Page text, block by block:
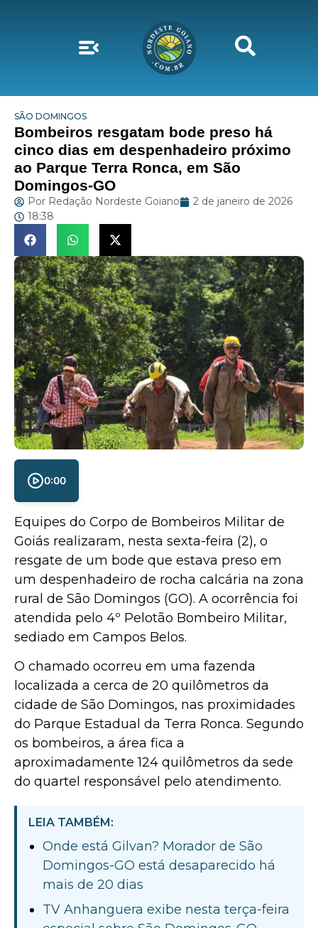
SÃO DOMINGOS
Bombeiros resgatam bode preso há
cinco dias em despenhadeiro próximo
ao Parque Terra Ronca, em São
Domingos-GO
Por Redação Nordeste Goiano
2 de janeiro de 2026
18:38
0:00
Equipes do Corpo de Bombeiros Militar de
Goiás realizaram, nesta sexta-feira (2), o
resgate de um bode que estava preso em
um despenhadeiro de rocha calcária na zona
rural de São Domingos (GO). A ocorrência foi
atendida pelo 4º Pelotão Bombeiro Militar,
sediado em Campos Belos.
O chamado ocorreu em uma fazenda
localizada a cerca de 20 quilômetros da
cidade de São Domingos, nas proximidades
do Parque Estadual da Terra Ronca. Segundo
os bombeiros, a área fica a
aproximadamente 124 quilômetros da sede
do quartel responsável pelo atendimento.
LEIA TAMBÉM:
Onde está Gilvan? Morador de São
Domingos-GO está desaparecido há
mais de 20 dias
TV Anhanguera exibe nesta terça-feira